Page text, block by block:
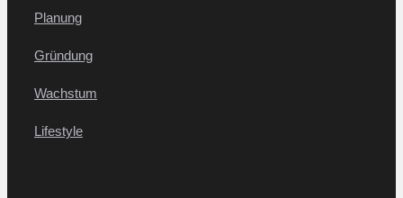
Planung
Gründung
Wachstum
Lifestyle